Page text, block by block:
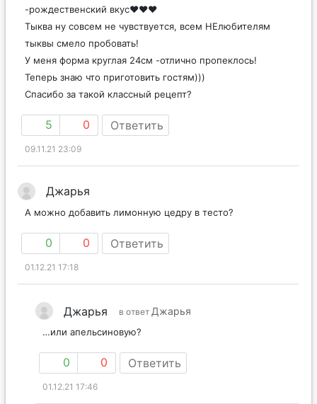
-рождественский вкус♥️♥️♥️
Тыква ну совсем не чувствуется, всем НЕлюбителям
тыквы смело пробовать!
У меня форма круглая 24см -отлично пропеклось!
Теперь знаю что приготовить гостям)))
Спасибо за такой классный рецепт?
5 0 Ответить
09.11.21 23:09
Джарья
А можно добавить лимонную цедру в тесто?
0 0 Ответить
01.12.21 17:18
Джарья в ответ Джарья
…или апельсиновую?
0 0 Ответить
01.12.21 17:46